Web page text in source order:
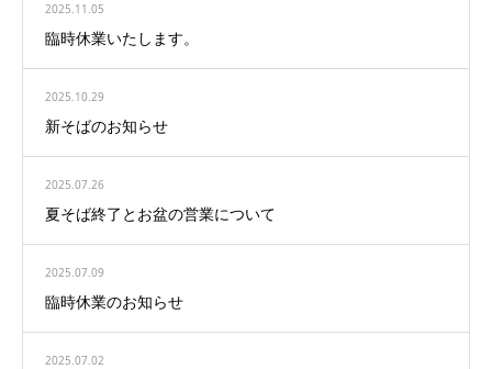
2025.11.05
臨時休業いたします。
2025.10.29
新そばのお知らせ
2025.07.26
夏そば終了とお盆の営業について
2025.07.09
臨時休業のお知らせ
2025.07.02